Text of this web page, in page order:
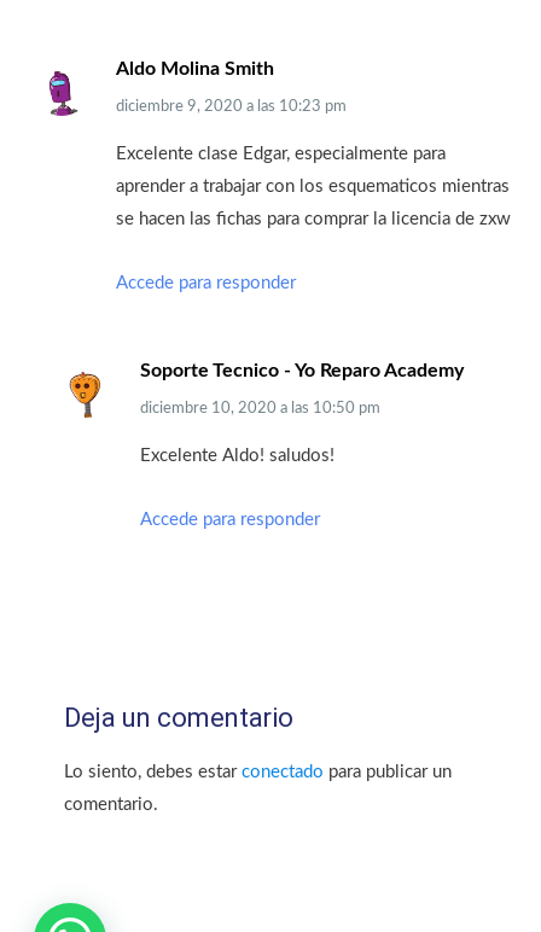
Aldo Molina Smith
diciembre 9, 2020 a las 10:23 pm
Excelente clase Edgar, especialmente para
aprender a trabajar con los esquematicos mientras
se hacen las fichas para comprar la licencia de zxw
Accede para responder
Soporte Tecnico - Yo Reparo Academy
diciembre 10, 2020 a las 10:50 pm
Excelente Aldo! saludos!
Accede para responder
Deja un comentario
Lo siento, debes estarconectado para publicar un
comentario.